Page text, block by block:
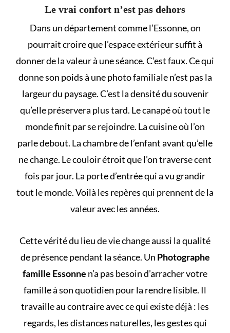
Le vrai confort n’est pas dehors
Dans un département comme l’Essonne, on
pourrait croire que l’espace extérieur suffit à
donner de la valeur à une séance. C’est faux. Ce qui
donne son poids à une photo familiale n’est pas la
largeur du paysage. C’est la densité du souvenir
qu’elle préservera plus tard. Le canapé où tout le
monde finit par se rejoindre. La cuisine où l’on
parle debout. La chambre de l’enfant avant qu’elle
ne change. Le couloir étroit que l’on traverse cent
fois par jour. La porte d’entrée qui a vu grandir
tout le monde. Voilà les repères qui prennent de la
valeur avec les années.
Cette vérité du lieu de vie change aussi la qualité
de présence pendant la séance. Un Photographe
famille Essonne n’a pas besoin d’arracher votre
famille à son quotidien pour la rendre lisible. Il
travaille au contraire avec ce qui existe déjà : les
regards, les distances naturelles, les gestes qui